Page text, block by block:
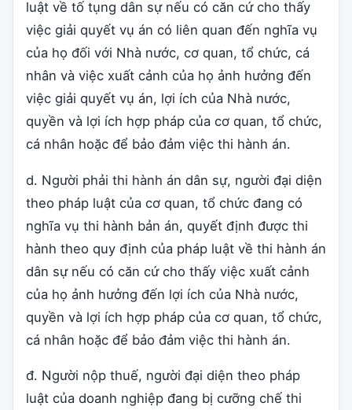
luật về tố tụng dân sự nếu có căn cứ cho thấy
việc giải quyết vụ án có liên quan đến nghĩa vụ
của họ đối với Nhà nước, cơ quan, tổ chức, cá
nhân và việc xuất cảnh của họ ảnh hưởng đến
việc giải quyết vụ án, lợi ích của Nhà nước,
quyền và lợi ích hợp pháp của cơ quan, tổ chức,
cá nhân hoặc để bảo đảm việc thi hành án.
d. Người phải thi hành án dân sự, người đại diện
theo pháp luật của cơ quan, tổ chức đang có
nghĩa vụ thi hành bản án, quyết định được thi
hành theo quy định của pháp luật về thi hành án
dân sự nếu có căn cứ cho thấy việc xuất cảnh
của họ ảnh hưởng đến lợi ích của Nhà nước,
quyền và lợi ích hợp pháp của cơ quan, tổ chức,
cá nhân hoặc để bảo đảm việc thi hành án.
đ. Người nộp thuế, người đại diện theo pháp
luật của doanh nghiệp đang bị cưỡng chế thi